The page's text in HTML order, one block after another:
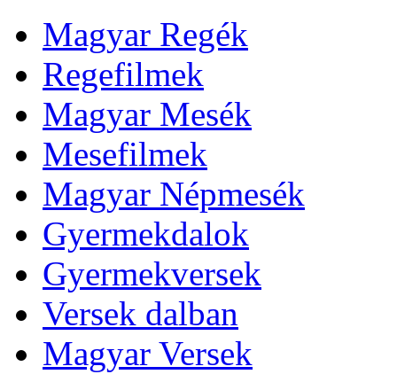
Magyar Regék
Regefilmek
Magyar Mesék
Mesefilmek
Magyar Népmesék
Gyermekdalok
Gyermekversek
Versek dalban
Magyar Versek